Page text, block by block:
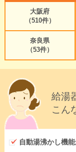
大阪府
（510件）
奈良県
（53件）
給湯
こん
自動湯沸かし機